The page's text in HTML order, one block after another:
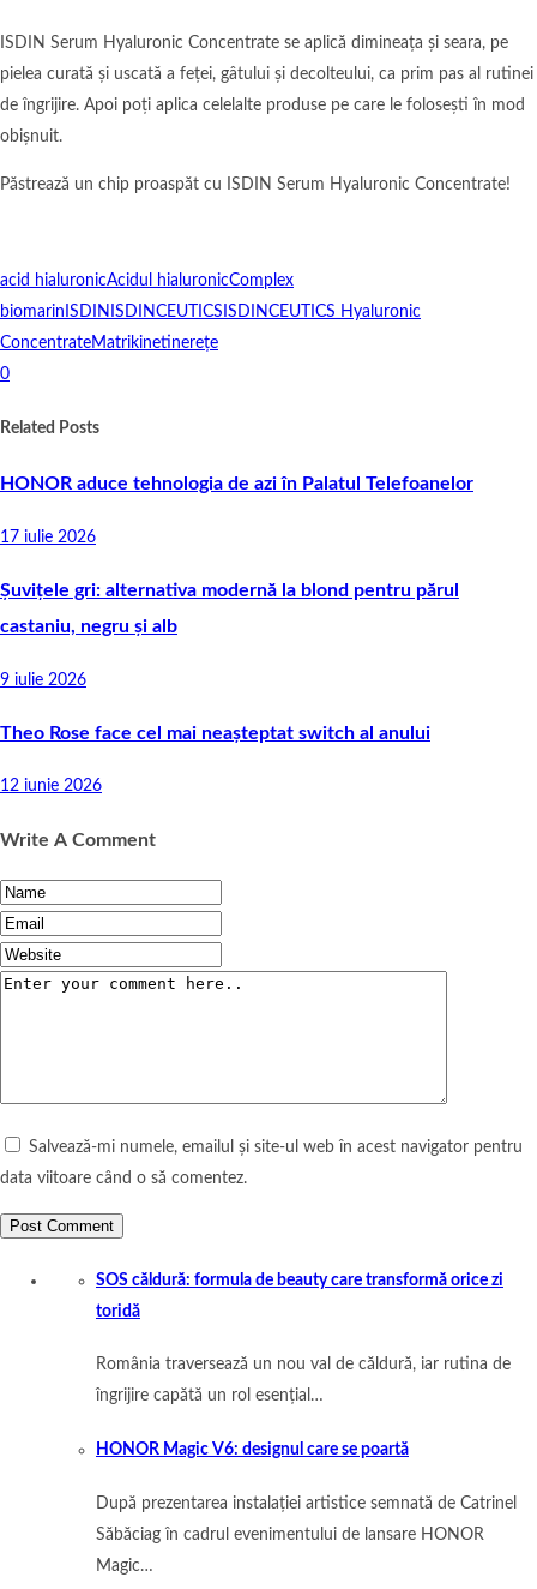
ISDIN Serum Hyaluronic Concentrate se aplică dimineața și seara, pe
pielea curată și uscată a feței, gâtului și decolteului, ca prim pas al rutinei
de îngrijire. Apoi poți aplica celelalte produse pe care le folosești în mod
obișnuit.
Păstrează un chip proaspăt cu ISDIN Serum Hyaluronic Concentrate!
acid hialuronicAcidul hialuronicComplex
biomarin ISDIN ISDINCEUTICS ISDINCEUTICS Hyaluronic
ConcentrateMatrikinetinerețe
0
Related Posts
HONOR aduce tehnologia de azi în Palatul Telefoanelor
17 iulie 2026
Șuvițele gri: alternativa modernă la blond pentru părul
castaniu, negru și alb
9 iulie 2026
Theo Rose face cel mai neașteptat switch al anului
12 iunie 2026
Write A Comment
Salvează-mi numele, emailul și site-ul web în acest navigator pentru
data viitoare când o să comentez.
SOS căldură: formula de beauty care transformă orice zi
toridă
România traversează un nou val de căldură, iar rutina de
îngrijire capătă un rol esențial…
HONOR Magic V6: designul care se poartă
După prezentarea instalației artistice semnată de Catrinel
Săbăciag în cadrul evenimentului de lansare HONOR
Magic…